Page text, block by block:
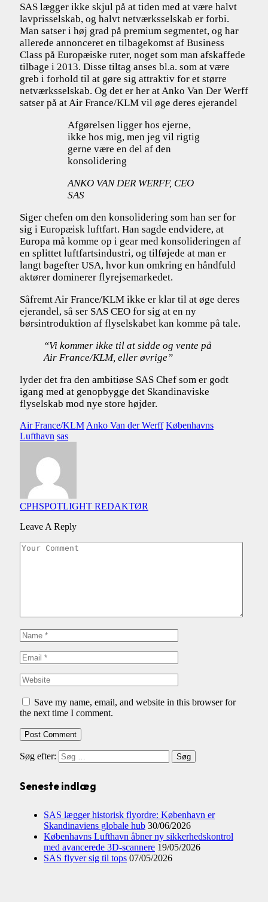
SAS lægger ikke skjul på at tiden med at være halvt
lavprisselskab, og halvt netværksselskab er forbi.
Man satser i høj grad på premium segmentet, og har
allerede annonceret en tilbagekomst af Business
Class på Europæiske ruter, noget som man afskaffede
tilbage i 2013. Disse tiltag anses bl.a. som at være
greb i forhold til at gøre sig attraktiv for et større
netværksselskab. Og det er her at Anko Van Der Werff
satser på at Air France/KLM vil øge deres ejerandel
Afgørelsen ligger hos ejerne,
ikke hos mig, men jeg vil rigtig
gerne være en del af den
konsolidering
ANKO VAN DER WERFF, CEO
SAS
Siger chefen om den konsolidering som han ser for
sig i Europæisk luftfart. Han sagde endvidere, at
Europa må komme op i gear med konsolideringen af
en splittet luftfartsindustri, og tilføjede at man er
langt bagefter USA, hvor kun omkring en håndfuld
aktører dominerer flyrejsemarkedet.
Såfremt Air France/KLM ikke er klar til at øge deres
ejerandel, så ser SAS CEO for sig at en ny
børsintroduktion af flyselskabet kan komme på tale.
“Vi kommer ikke til at sidde og vente på
Air France/KLM, eller øvrige”
lyder det fra den ambitiøse SAS Chef som er godt
igang med at genopbygge det Skandinaviske
flyselskab mod nye store højder.
Air France/KLM Anko Van der Werff Københavns
Lufthavn sas
CPHSPOTLIGHT REDAKTØR
Leave A Reply
Save my name, email, and website in this browser for
the next time I comment.
Søg efter:
Seneste indlæg
SAS lægger historisk flyordre: København er
Skandinaviens globale hub 30/06/2026
Københavns Lufthavn åbner ny sikkerhedskontrol
med avancerede 3D-scannere 19/05/2026
SAS flyver sig til tops 07/05/2026